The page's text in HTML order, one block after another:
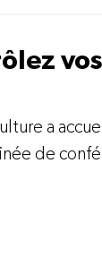
a
de